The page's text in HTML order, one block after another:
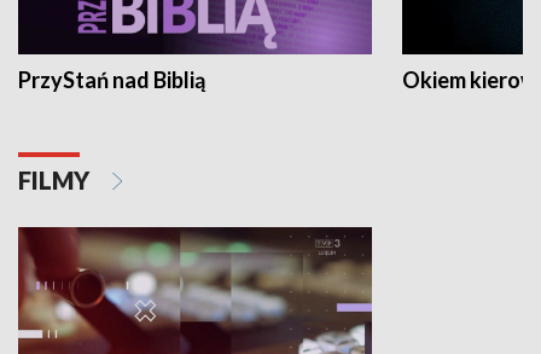
PrzyStań nad Biblią Okiem
FILMY